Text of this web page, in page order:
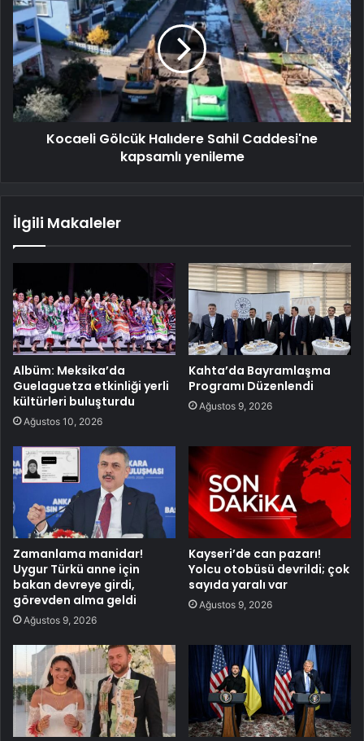
Kocaeli Gölcük Halıdere Sahil Caddesi'ne
kapsamlı yenileme
İlgili Makaleler
Albüm: Meksika’da
Guelaguetza etkinliği yerli
kültürleri buluşturdu
Ağustos 10, 2026
Kahta’da Bayramlaşma
Programı Düzenlendi
Ağustos 9, 2026
Zamanlama manidar!
Uygur Türkü anne için
bakan devreye girdi,
görevden alma geldi
Ağustos 9, 2026
Kayseri’de can pazarı!
Yolcu otobüsü devrildi; çok
sayıda yaralı var
Ağustos 9, 2026